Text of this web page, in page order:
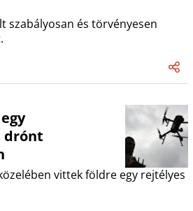
szabályosan és törvényesen
drónt
vittek földre egy rejtélyes